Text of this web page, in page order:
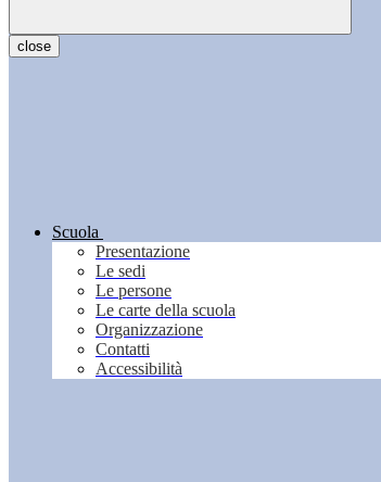
close
Scuola
Presentazione
Le sedi
Le persone
Le carte della scuola
Organizzazione
Contatti
Accessibilità